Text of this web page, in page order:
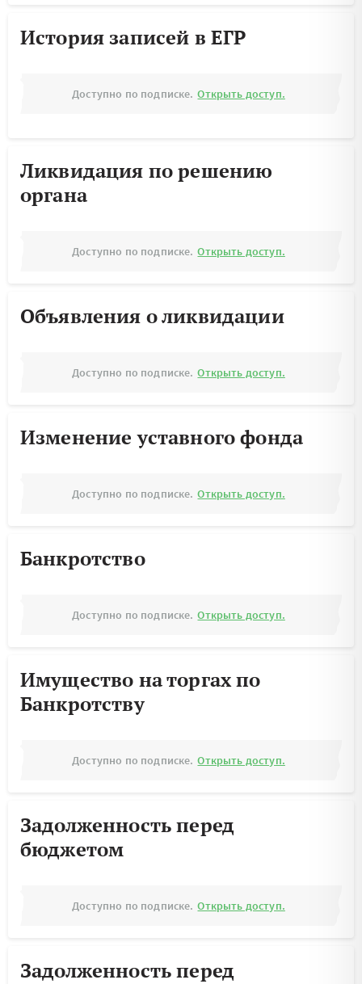
История записей в ЕГР
Доступно по подписке. Открыть доступ.
Ликвидация по решению
органа
Доступно по подписке. Открыть доступ.
Объявления о ликвидации
Доступно по подписке. Открыть доступ.
Изменение уставного фонда
Доступно по подписке. Открыть доступ.
Банкротство
Доступно по подписке. Открыть доступ.
Имущество на торгах по
Банкротству
Доступно по подписке. Открыть доступ.
Задолженность перед
бюджетом
Доступно по подписке. Открыть доступ.
Задолженность перед